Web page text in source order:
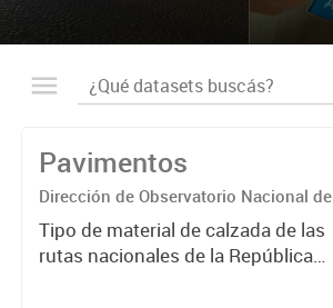
Pavimentos
Dirección de Observatorio Nacional de
Transporte
Tipo de material de calzada de las
rutas nacionales de la República